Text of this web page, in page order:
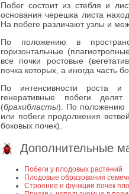
Побег состоит из стебля и
основания черешка листа
На побеге различают узлы и
По положению в
горизонтальные
все почки ростовые
почка которых, а иногда часть
По интенсивности роста и
генеративные побеги
(брахибласты). По положению
или побеги продолжения
боковых почек).
Дополнительные
Побеги у плодовых растений
Плодовые образования
Строение и функции почек